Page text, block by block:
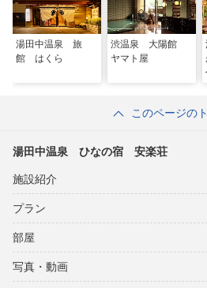
湯田中温泉 旅
館 はくら
渋温泉 大陽館
ヤマト屋
このページの
湯田中温泉 ひなの宿 安楽荘
施設紹介
プラン
部屋
写真・動画